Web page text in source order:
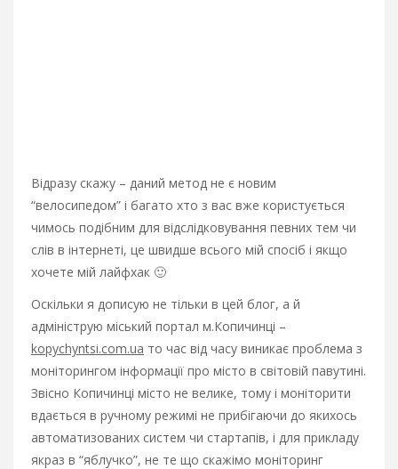
Відразу скажу – даний метод не є новим
“велосипедом” і багато хто з вас вже користується
чимось подібним для відслідковування певних тем чи
слів в інтернеті, це швидше всього мій спосіб і якщо
хочете мій лайфхак 🙂
Оскільки я дописую не тільки в цей блог, а й
адмініструю міський портал м.Копичинці –
kopychyntsi.com.ua то час від часу виникає проблема з
моніторингом інформації про місто в світовій павутині.
Звісно Копичинці місто не велике, тому і моніторити
вдається в ручному режимі не прибігаючи до якихось
автоматизованих систем чи стартапів, і для прикладу
якраз в “яблучко”, не те що скажімо моніторинг